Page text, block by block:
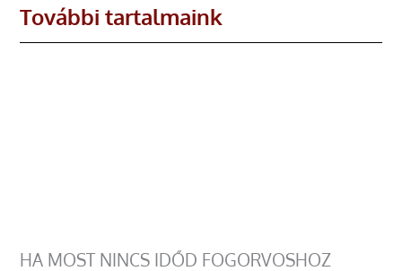
További tartalmaink
HA MOST NINCS IDŐD FOGORVOSHOZ